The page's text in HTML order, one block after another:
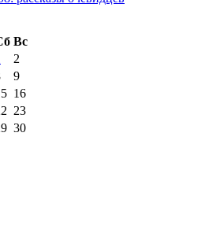
№99 4 августа
8 июля 2014 г
(11)
(12)
Вс
2
9
16
23
30